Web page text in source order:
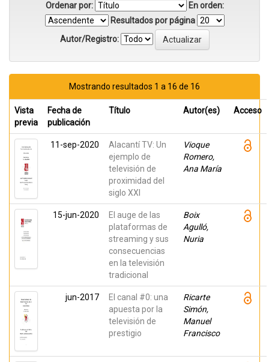
Ordenar por:
En orden:
Resultados por página
Autor/Registro:
Mostrando resultados 1 a 16 de 16
Vista
previa
Fecha de
publicación
Título Autor(es) Acceso
11-sep-2020
Alacantí TV: Un
ejemplo de
televisión de
proximidad del
siglo XXI
Vioque
Romero,
Ana María
15-jun-2020
El auge de las
plataformas de
streaming y sus
consecuencias
en la televisión
tradicional
Boix
Agulló,
Nuria
jun-2017
El canal #0: una
apuesta por la
televisión de
prestigio
Ricarte
Simón,
Manuel
Francisco